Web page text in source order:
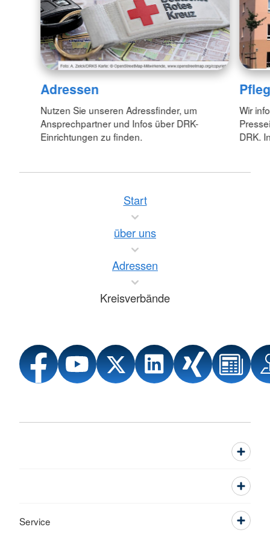
Adressen
Nutzen Sie unseren Adressfinder, um
Ansprechpartner und Infos über DRK-
Einrichtungen zu finden.
Wir
DRK.
Start
über uns
Adressen
Kreisverbände
Service